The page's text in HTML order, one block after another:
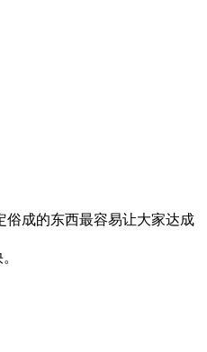
俗成的东西最容易让大家达成